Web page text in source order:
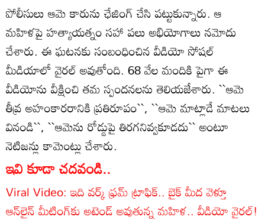
పోలీసులు ఆమె కారును ఛేజింగ్ చేసి పట్టుకున్నారు. ఆ
మహిళపై హత్యాయత్నం సహా పలు అభియోగాలు నమోదు
చేశారు. ఈ ఘటనకు సంబంధించిన వీడియో సోషల్
మీడియాలో వైరల్ అవుతోంది. 68 వేల మందికి పైగా ఈ
వీడియోను వీక్షించి తమ స్పందనలను తెలియజేశారు. ``ఆమె
తీవ్ర అహంకారరానికి ప్రతిరూపం``, ``ఆమె మాట్లాడే మాటలు
వినండి``, ``ఆమెను రోడ్డుపై తిరగనివ్వకూడదు`` అంటూ
నెటిజన్లు కామెంట్లు చేశారు.
ఇవి కూడా చదవండి..
Viral Video: ఇది వర్క్ ఫ్రమ్ ట్రాఫిక్.. బైక్ మీద వెళ్తూ
ఆన్‌లైన్ మీటింగ్‌కు అటెండ్ అవుతున్న మహిళ.. వీడియో వైరల్!